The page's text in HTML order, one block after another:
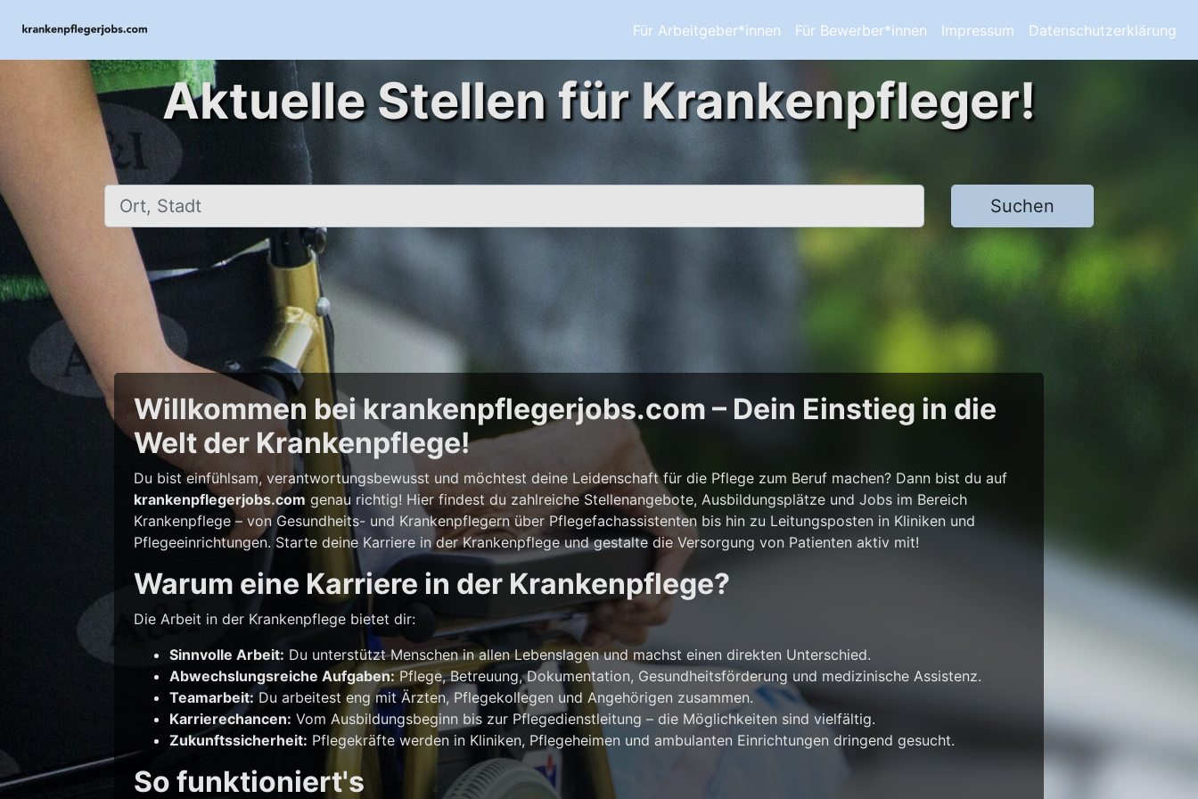
Für Arbeitgeber*innen Für Bewerber*innen Impressum Datenschutzerklärung
Aktuelle Stellen für Krankenpfleger!
Ort, Stadt Suchen
Willkommen bei krankenpflegerjobs.com – Dein Einstieg in die
Welt der Krankenpflege!
Du bist einfühlsam, verantwortungsbewusst und möchtest deine Leidenschaft für die Pflege zum Beruf machen? Dann bist du auf
krankenpflegerjobs.com genau richtig! Hier findest du zahlreiche Stellenangebote, Ausbildungsplätze und Jobs im Bereich
Krankenpflege – von Gesundheits- und Krankenpflegern über Pflegefachassistenten bis hin zu Leitungsposten in Kliniken und
Pflegeeinrichtungen. Starte deine Karriere in der Krankenpflege und gestalte die Versorgung von Patienten aktiv mit!
Warum eine Karriere in der Krankenpflege?
Die Arbeit in der Krankenpflege bietet dir:
Sinnvolle Arbeit: Du unterstützt Menschen in allen Lebenslagen und machst einen direkten Unterschied.
Abwechslungsreiche Aufgaben:Pflege, Betreuung, Dokumentation, Gesundheitsförderung und medizinische Assistenz.
Teamarbeit:Du arbeitest eng mit Ärzten, Pflegekollegen und Angehörigen zusammen.
Karrierechancen: Vom Ausbildungsbeginn bis zur Pflegedienstleitung – die Möglichkeiten sind vielfältig.
Zukunftssicherheit: Pflegekräfte werden in Kliniken, Pflegeheimen und ambulanten Einrichtungen dringend gesucht.
So funktioniert's